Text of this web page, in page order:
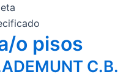
o pisos
C.B.